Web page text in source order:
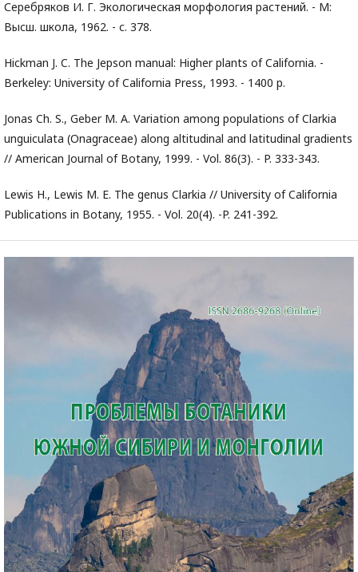
Серебряков И. Г. Экологическая морфология растений. - М:
Высш. школа, 1962. - с. 378.
Hickman J. C. The Jepson manual: Higher plants of California. -
Berkeley: University of California Press, 1993. - 1400 p.
Jonas Ch. S., Geber M. A. Variation among populations of Clarkia
unguiculata (Onagraceae) along altitudinal and latitudinal gradients
// American Journal of Botany, 1999. - Vol. 86(3). - P. 333-343.
Lewis H., Lewis M. E. The genus Clarkia // University of California
Publications in Botany, 1955. - Vol. 20(4). -P. 241-392.